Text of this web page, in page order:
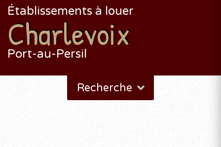
Établissements à louer
Charlevoix
Port-au-Persil
Recherche